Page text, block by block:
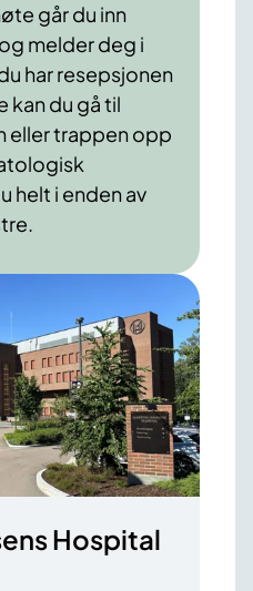
går du inn
melder deg i
har resepsjonen
kan du gå til
eller trappen opp
helt i enden av
Hospital